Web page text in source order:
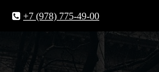
+7 (978) 775-49-00